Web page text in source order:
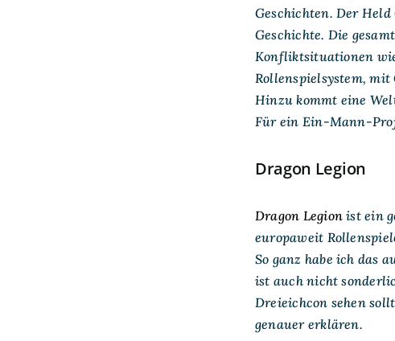
Geschichten. Der
Geschichte. Die
Konfliktsituationen
Rollenspielsystem,
Hinzu kommt eine
Für ein Ein-Mann-
Dragon Legion
Dragon Legion ist ein
europaweit
So ganz habe ich das
ist auch nicht
Dreieichcon sehen
genauer erklären.